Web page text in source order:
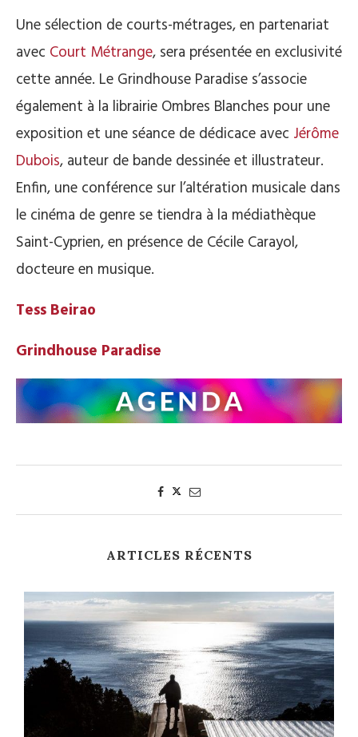
Une sélection de courts-métrages, en partenariat
avec Court Métrange, sera présentée en exclusivité
cette année. Le Grindhouse Paradise s’associe
également à la librairie Ombres Blanches pour une
exposition et une séance de dédicace avec Jérôme
Dubois, auteur de bande dessinée et illustrateur.
Enfin, une conférence sur l’altération musicale dans
le cinéma de genre se tiendra à la médiathèque
Saint-Cyprien, en présence de Cécile Carayol,
docteure en musique.
Tess Beirao
Grindhouse Paradise
ARTICLES RÉCENTS